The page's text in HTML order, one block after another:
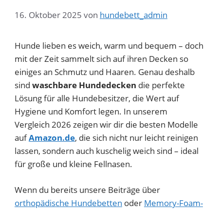
16. Oktober 2025 von hundebett_admin
Hunde lieben es weich, warm und bequem – doch
mit der Zeit sammelt sich auf ihren Decken so
einiges an Schmutz und Haaren. Genau deshalb
sind waschbare Hundedecken die perfekte
Lösung für alle Hundebesitzer, die Wert auf
Hygiene und Komfort legen. In unserem
Vergleich 2026 zeigen wir dir die besten Modelle
aufAmazon.de, die sich nicht nur leicht reinigen
lassen, sondern auch kuschelig weich sind – ideal
für große und kleine Fellnasen.
Wenn du bereits unsere Beiträge über
orthopädische Hundebetten oder Memory-Foam-